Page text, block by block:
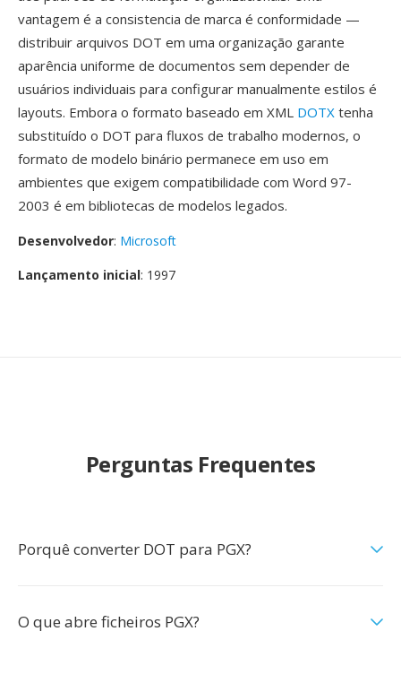
vantagem é a consistencia de marca é conformidade —
distribuir arquivos DOT em uma organização garante
aparência uniforme de documentos sem depender de
usuários individuais para configurar manualmente estilos é
layouts. Embora o formato baseado em XML DOTX tenha
substituído o DOT para fluxos de trabalho modernos, o
formato de modelo binário permanece em uso em
ambientes que exigem compatibilidade com Word 97-
2003 é em bibliotecas de modelos legados.
Desenvolvedor: Microsoft
Lançamento inicial: 1997
Perguntas Frequentes
Porquê converter DOT para PGX?
O que abre ficheiros PGX?